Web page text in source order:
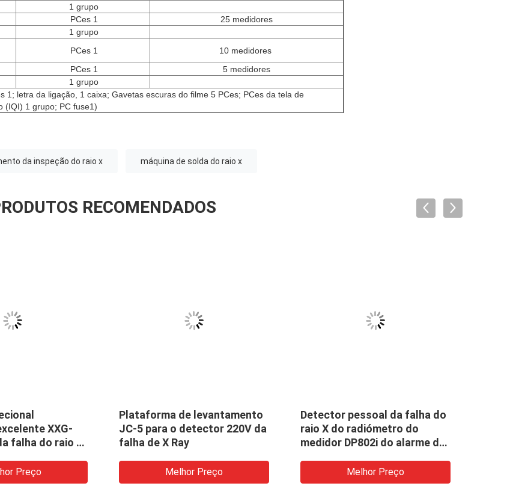
1 grupo
PCes 1
25 medidores
1 grupo
PCes 1
10 medidores
PCes 1
5 medidores
1 grupo
1; letra da ligação, 1 caixa; Gavetas escuras do filme 5 PCes; PCes da tela de
(IQI) 1 grupo; PC fuse1)
da inspeção do raio x máquina de solda do raio x
RECOMENDADOS
XXG-
falha do raio X
Preço
Plataforma de levantamento
JC-5 para o detector 220V da
falha de X Ray
Melhor Preço
Detector pessoal da falha do
raio X do radiómetro do
medidor DP802i do alarme da
Melhor Preço